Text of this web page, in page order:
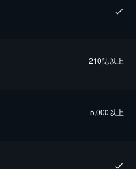
210誌以上
5,000以上